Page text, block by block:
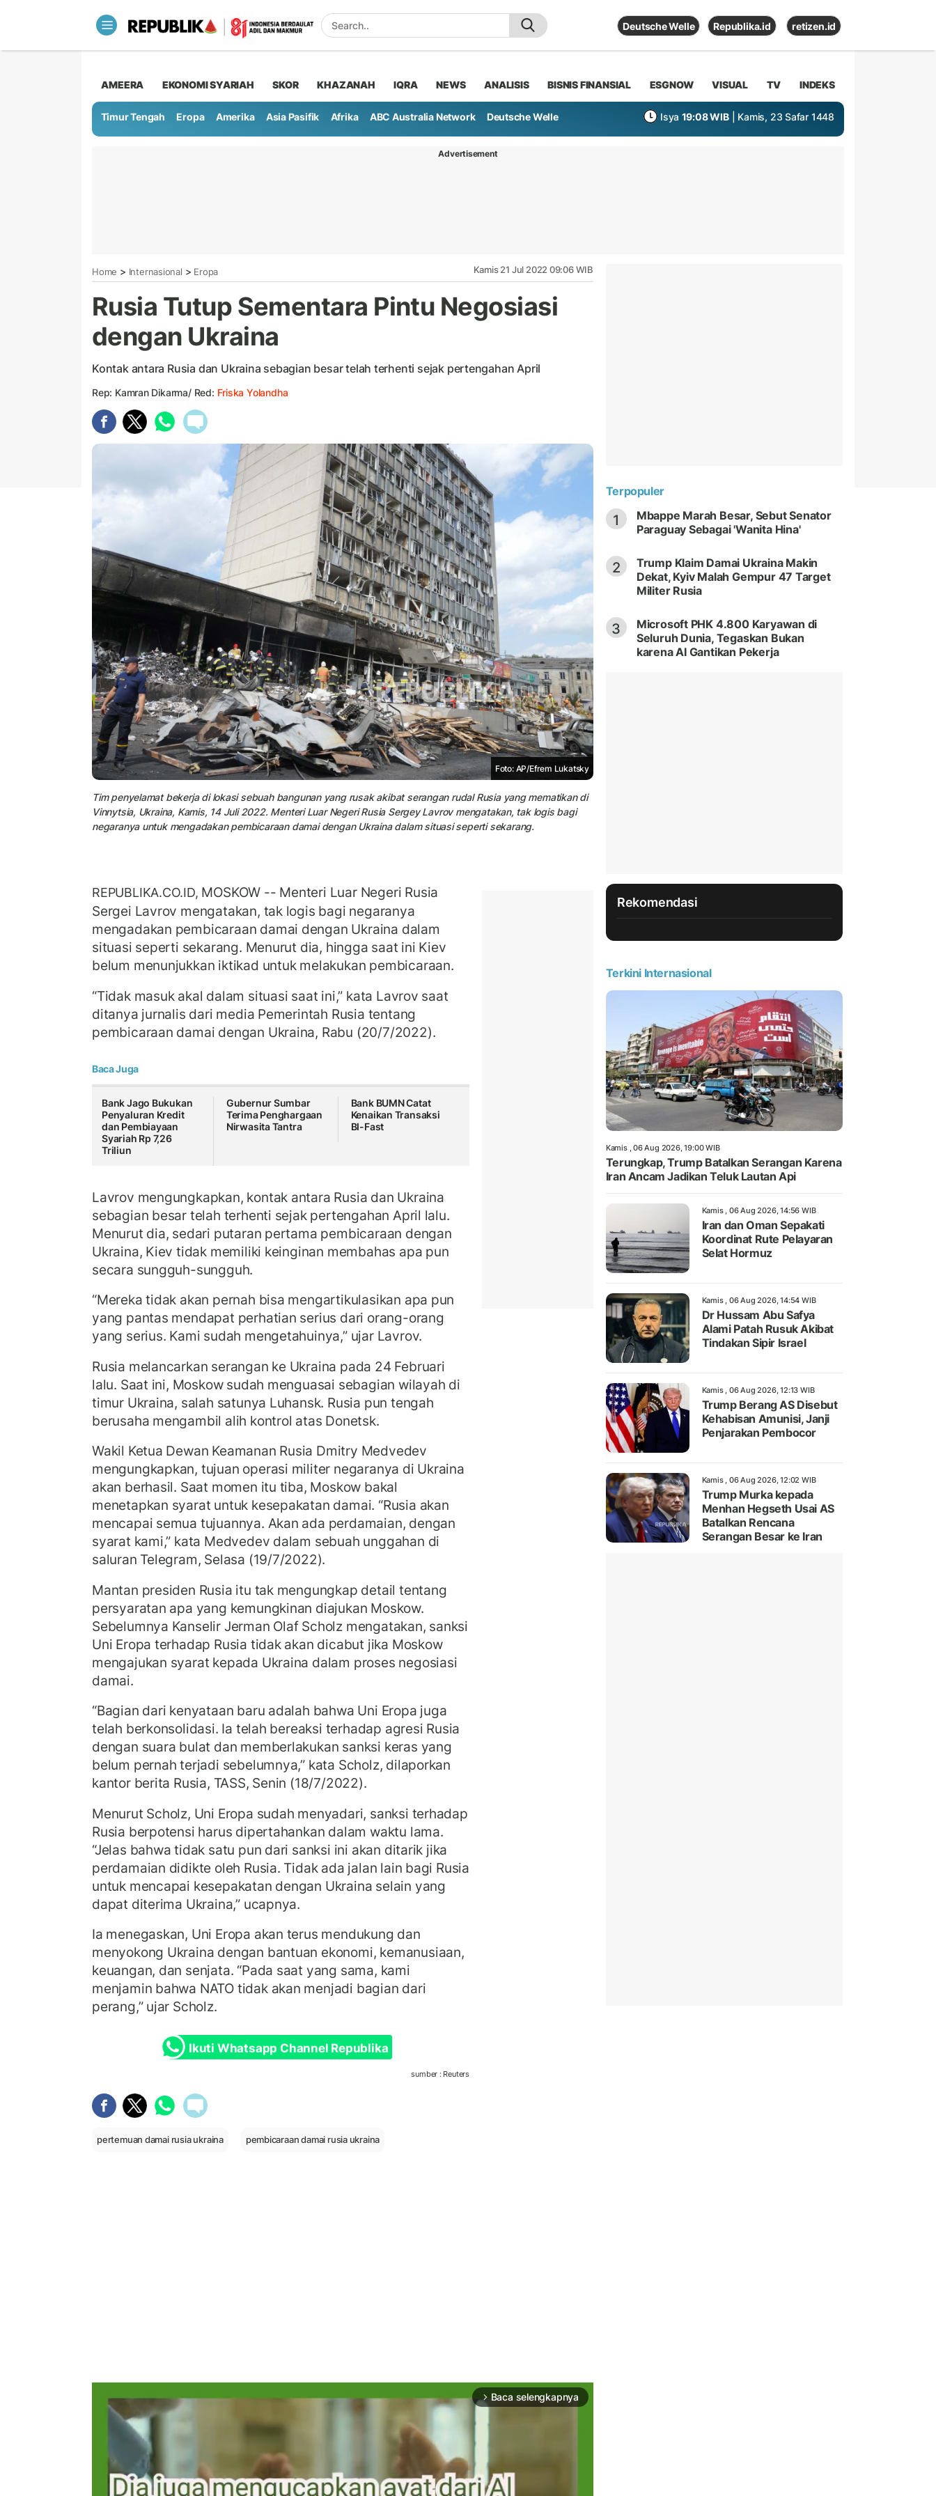
Deutsche Welle Republika.id retizen.id
AMEERA EKONOMI SYARIAH SKOR KHAZANAH IQRA NEWS ANALISIS BISNIS FINANSIAL ESGNOW VISUAL TV INDEKS
Timur Tengah Eropa Amerika Asia Pasifik Afrika ABC Australia Network Deutsche Welle Isya 19:08 WIB | Kamis, 23 Safar 1448
Advertisement
Home > Internasional > Eropa Kamis 21 Jul 2022 09:06 WIB
Rusia Tutup Sementara Pintu Negosiasi
dengan Ukraina
Kontak antara Rusia dan Ukraina sebagian besar telah terhenti sejak pertengahan April
Rep: Kamran Dikarma/ Red: Friska Yolandha
Foto: AP/Efrem Lukatsky
Tim penyelamat bekerja di lokasi sebuah bangunan yang rusak akibat serangan rudal Rusia yang mematikan di
Vinnytsia, Ukraina, Kamis, 14 Juli 2022. Menteri Luar Negeri Rusia Sergey Lavrov mengatakan, tak logis bagi
negaranya untuk mengadakan pembicaraan damai dengan Ukraina dalam situasi seperti sekarang.
REPUBLIKA.CO.ID, MOSKOW -- Menteri Luar Negeri Rusia
Sergei Lavrov mengatakan, tak logis bagi negaranya
mengadakan pembicaraan damai dengan Ukraina dalam
situasi seperti sekarang. Menurut dia, hingga saat ini Kiev
belum menunjukkan iktikad untuk melakukan pembicaraan.
“Tidak masuk akal dalam situasi saat ini,” kata Lavrov saat
ditanya jurnalis dari media Pemerintah Rusia tentang
pembicaraan damai dengan Ukraina, Rabu (20/7/2022).
Baca Juga
Bank Jago Bukukan
Penyaluran Kredit
dan Pembiayaan
Syariah Rp 7,26
Triliun
Gubernur Sumbar
Terima Penghargaan
Nirwasita Tantra
Bank BUMN Catat
Kenaikan Transaksi
BI-Fast
Lavrov mengungkapkan, kontak antara Rusia dan Ukraina
sebagian besar telah terhenti sejak pertengahan April lalu.
Menurut dia, sedari putaran pertama pembicaraan dengan
Ukraina, Kiev tidak memiliki keinginan membahas apa pun
secara sungguh-sungguh.
“Mereka tidak akan pernah bisa mengartikulasikan apa pun
yang pantas mendapat perhatian serius dari orang-orang
yang serius. Kami sudah mengetahuinya,” ujar Lavrov.
Rusia melancarkan serangan ke Ukraina pada 24 Februari
lalu. Saat ini, Moskow sudah menguasai sebagian wilayah di
timur Ukraina, salah satunya Luhansk. Rusia pun tengah
berusaha mengambil alih kontrol atas Donetsk.
Wakil Ketua Dewan Keamanan Rusia Dmitry Medvedev
mengungkapkan, tujuan operasi militer negaranya di Ukraina
akan berhasil. Saat momen itu tiba, Moskow bakal
menetapkan syarat untuk kesepakatan damai. “Rusia akan
mencapai semua tujuannya. Akan ada perdamaian, dengan
syarat kami,” kata Medvedev dalam sebuah unggahan di
saluran Telegram, Selasa (19/7/2022).
Mantan presiden Rusia itu tak mengungkap detail tentang
persyaratan apa yang kemungkinan diajukan Moskow.
Sebelumnya Kanselir Jerman Olaf Scholz mengatakan, sanksi
Uni Eropa terhadap Rusia tidak akan dicabut jika Moskow
mengajukan syarat kepada Ukraina dalam proses negosiasi
damai.
“Bagian dari kenyataan baru adalah bahwa Uni Eropa juga
telah berkonsolidasi. Ia telah bereaksi terhadap agresi Rusia
dengan suara bulat dan memberlakukan sanksi keras yang
belum pernah terjadi sebelumnya,” kata Scholz, dilaporkan
kantor berita Rusia, TASS, Senin (18/7/2022).
Menurut Scholz, Uni Eropa sudah menyadari, sanksi terhadap
Rusia berpotensi harus dipertahankan dalam waktu lama.
“Jelas bahwa tidak satu pun dari sanksi ini akan ditarik jika
perdamaian didikte oleh Rusia. Tidak ada jalan lain bagi Rusia
untuk mencapai kesepakatan dengan Ukraina selain yang
dapat diterima Ukraina,” ucapnya.
Ia menegaskan, Uni Eropa akan terus mendukung dan
menyokong Ukraina dengan bantuan ekonomi, kemanusiaan,
keuangan, dan senjata. “Pada saat yang sama, kami
menjamin bahwa NATO tidak akan menjadi bagian dari
perang,” ujar Scholz.
Ikuti Whatsapp Channel Republika
sumber : Reuters
pertemuan damai rusia ukraina pembicaraan damai rusia ukraina
arrow_forward_ios Baca selengkapnya
Terpopuler
1
Mbappe Marah Besar, Sebut Senator
Paraguay Sebagai 'Wanita Hina'
2
Trump Klaim Damai Ukraina Makin
Dekat, Kyiv Malah Gempur 47 Target
Militer Rusia
3
Microsoft PHK 4.800 Karyawan di
Seluruh Dunia, Tegaskan Bukan
karena AI Gantikan Pekerja
Rekomendasi
Terkini Internasional
Kamis , 06 Aug 2026, 19:00 WIB
Terungkap, Trump Batalkan Serangan Karena
Iran Ancam Jadikan Teluk Lautan Api
Kamis , 06 Aug 2026, 14:56 WIB
Iran dan Oman Sepakati
Koordinat Rute Pelayaran
Selat Hormuz
Kamis , 06 Aug 2026, 14:54 WIB
Dr Hussam Abu Safya
Alami Patah Rusuk Akibat
Tindakan Sipir Israel
Kamis , 06 Aug 2026, 12:13 WIB
Trump Berang AS Disebut
Kehabisan Amunisi, Janji
Penjarakan Pembocor
Kamis , 06 Aug 2026, 12:02 WIB
Trump Murka kepada
Menhan Hegseth Usai AS
Batalkan Rencana
Serangan Besar ke Iran